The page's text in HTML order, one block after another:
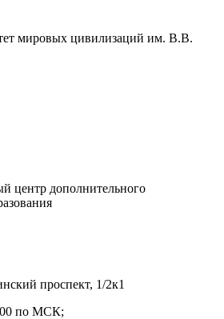
мировых цивилизаций им. В.В.
центр дополнительного
проспект, 1/2к1
по МСК;